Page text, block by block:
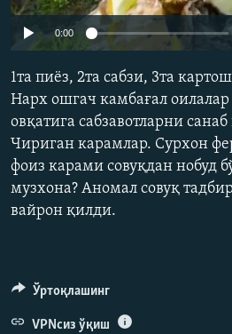
240p
720p
0:00
1та пиёз, 2та сабзи, 3та
Нарх ошгач камбағал оилалар
овқатига сабзавотларни
Чириган карамлар. Сурхон
фоиз карами совуқдан нобуд
музхона? Аномал совуқ
вайрон қилди.
Ўртоқлашинг
VPNсиз ўқиш